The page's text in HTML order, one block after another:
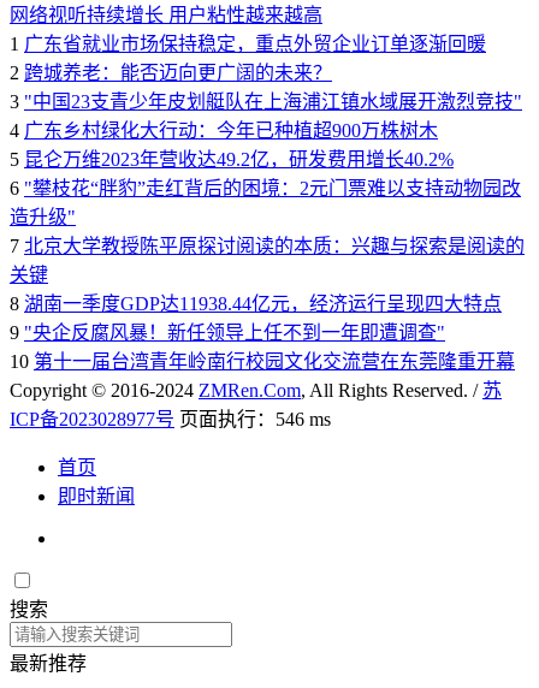
网络视听持续增长 用户粘性越来越高
1 广东省就业市场保持稳定，重点外贸企业订单逐渐回暖
2 跨城养老：能否迈向更广阔的未来？
3 "中国23支青少年皮划艇队在上海浦江镇水域展开激烈竞技"
4 广东乡村绿化大行动：今年已种植超900万株树木
5 昆仑万维2023年营收达49.2亿，研发费用增长40.2%
6 "攀枝花“胖豹”走红背后的困境：2元门票难以支持动物园改
造升级"
7 北京大学教授陈平原探讨阅读的本质：兴趣与探索是阅读的
关键
8 湖南一季度GDP达11938.44亿元，经济运行呈现四大特点
9 "央企反腐风暴！新任领导上任不到一年即遭调查"
10 第十一届台湾青年岭南行校园文化交流营在东莞隆重开幕
Copyright © 2016-2024 ZMRen.Com, All Rights Reserved. / 苏
ICP备2023028977号 页面执行：546 ms
首页
即时新闻
搜索
最新推荐